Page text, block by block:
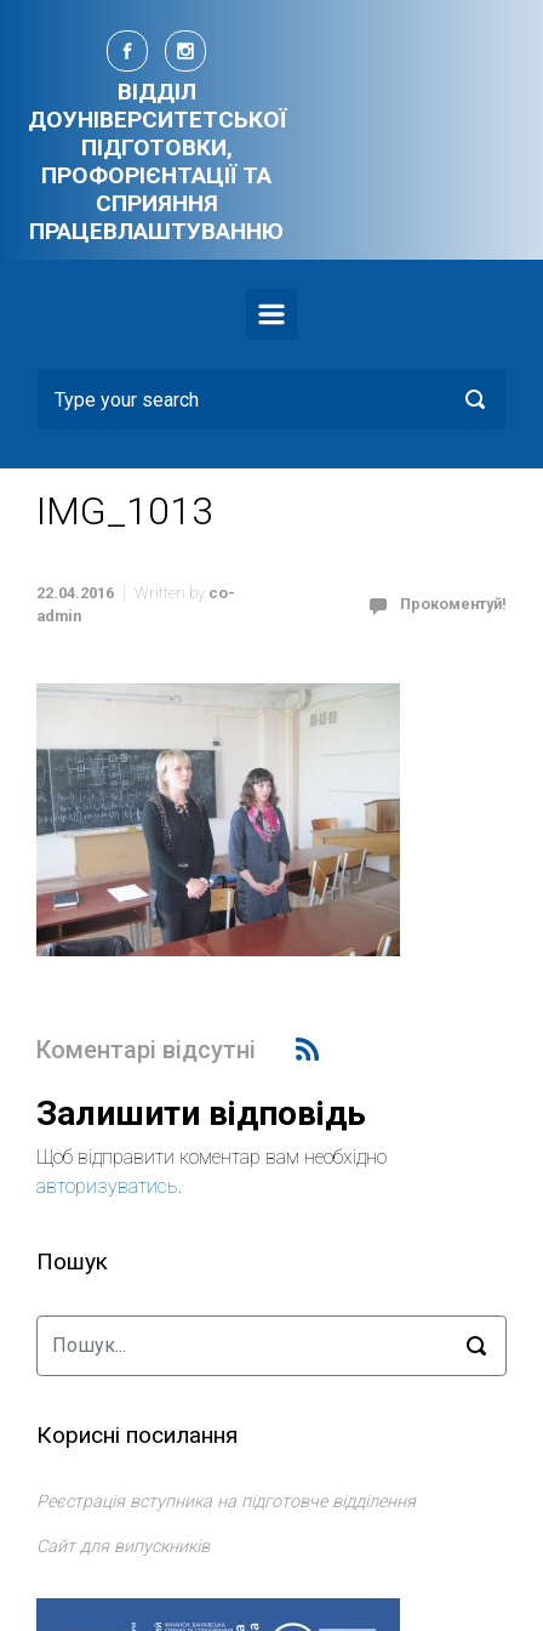
Skip to main content
ВІДДІЛ
ДОУНІВЕРСИТЕТСЬКОЇ
ПІДГОТОВКИ,
ПРОФОРІЄНТАЦІЇ ТА
СПРИЯННЯ
ПРАЦЕВЛАШТУВАННЮ
IMG_1013
22.04.2016 Written by co-
admin
Прокоментуй!
Коментарі відсутні
Залишити відповідь
Щоб відправити коментар вам необхідно
авторизуватись.
Пошук
Корисні посилання
Реєстрація вступника на підготовче відділення
Сайт для випускників